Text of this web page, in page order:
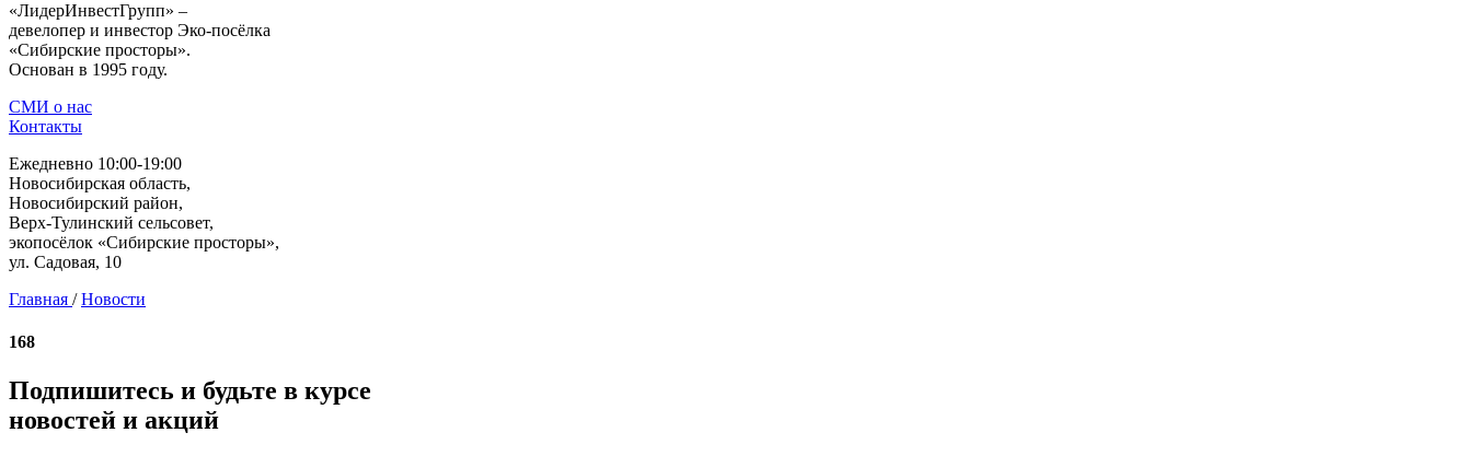
«ЛидерИнвестГрупп» –
девелопер и инвестор Эко-посёлка
«Сибирские просторы».
Основан в 1995 году.
СМИ о нас
Контакты
Ежедневно 10:00-19:00
Новосибирская область,
Новосибирский район,
Верх-Тулинский сельсовет,
экопосёлок «Сибирские просторы»,
ул. Садовая, 10
Главная / Новости
168
Подпишитесь и будьте в курсе
новостей и акций